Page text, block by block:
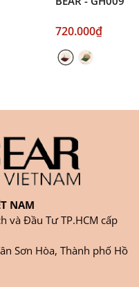
720.000₫
NAM
và Đầu Tư TP.HCM cấp
Sơn Hòa, Thành phố Hồ